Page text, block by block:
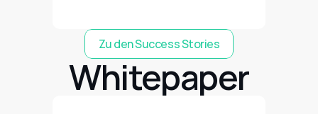
Zu den Success Stories
Whitepaper